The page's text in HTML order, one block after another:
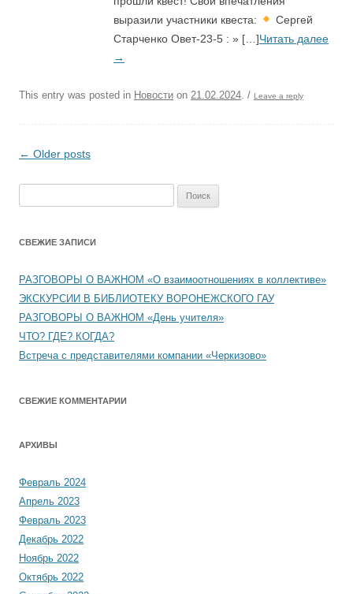
выразили участники квеста:
Сергей
Старченко Овет-23-5 : » […]Читать далее
→
This entry was posted in Новости on 21.02.2024 / Leave a reply
Post navigation
← Older posts
СВЕЖИЕ ЗАПИСИ
РАЗГОВОРЫ О ВАЖНОМ «О взаимоотношениях в коллективе»
ЭКСКУРСИИ В БИБЛИОТЕКУ ВОРОНЕЖСКОГО ГАУ
РАЗГОВОРЫ О ВАЖНОМ «День учителя»
ЧТО? ГДЕ? КОГДА?
Встреча с представителями компании «Черкизово»
СВЕЖИЕ КОММЕНТАРИИ
АРХИВЫ
Февраль 2024
Апрель 2023
Февраль 2023
Декабрь 2022
Ноябрь 2022
Октябрь 2022